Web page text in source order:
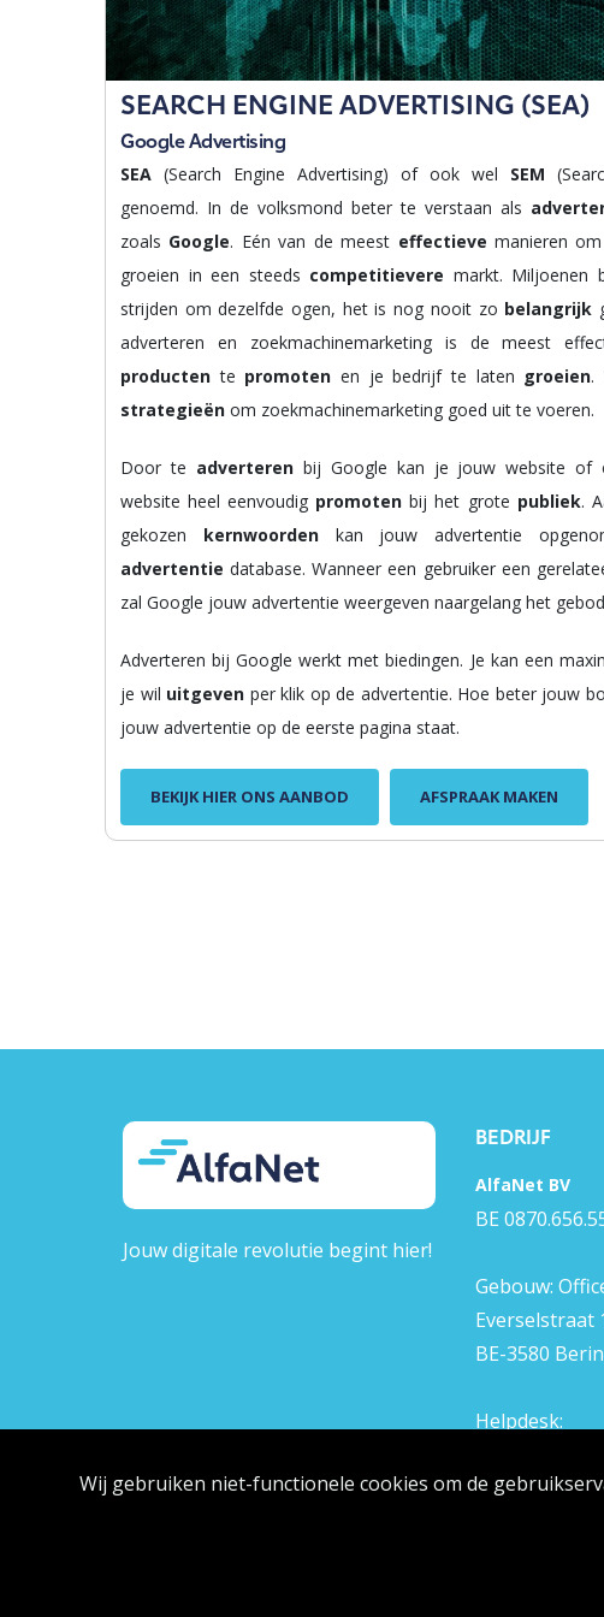
SEARCH ENGINE ADVERTISING (SEA)
Google Advertising
SEA (Search Engine Advertising) of ook wel SEM
genoemd. In de volksmond beter te verstaan als
zoals Google. Eén van de meest effectieve manieren
groeien in een steeds competitievere markt. Miljoenen
strijden om dezelfde ogen, het is nog nooit zo belangrijk
adverteren en zoekmachinemarketing is de meest
productente promotenen je bedrijf te laten groeien.
strategieën om zoekmachinemarketing goed uit te voeren.
Door te adverteren bij Google kan je jouw website of
website heel eenvoudig promotenbij het grote publiek.
gekozen kernwoorden kan jouw advertentie
advertentiedatabase. Wanneer een gebruiker een
zal Google jouw advertentie weergeven naargelang het
Adverteren bij Google werkt met biedingen. Je kan een
je wil uitgeven per klik op de advertentie. Hoe beter jouw
jouw advertentie op de eerste pagina staat.
BEKIJK HIER ONS AANBOD AFSPRAAK MAKEN
Jouw digitale revolutie begint hier!
BEDRIJF
AlfaNet BV
BE
Gebouw:
Everselstraat
BE-3580
Helpdesk:
Wij gebruiken niet-functionele cookies om de